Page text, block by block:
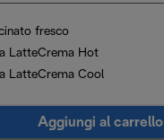
fresco
LatteCrema Hot
LatteCrema Cool
Aggiungi al carrello